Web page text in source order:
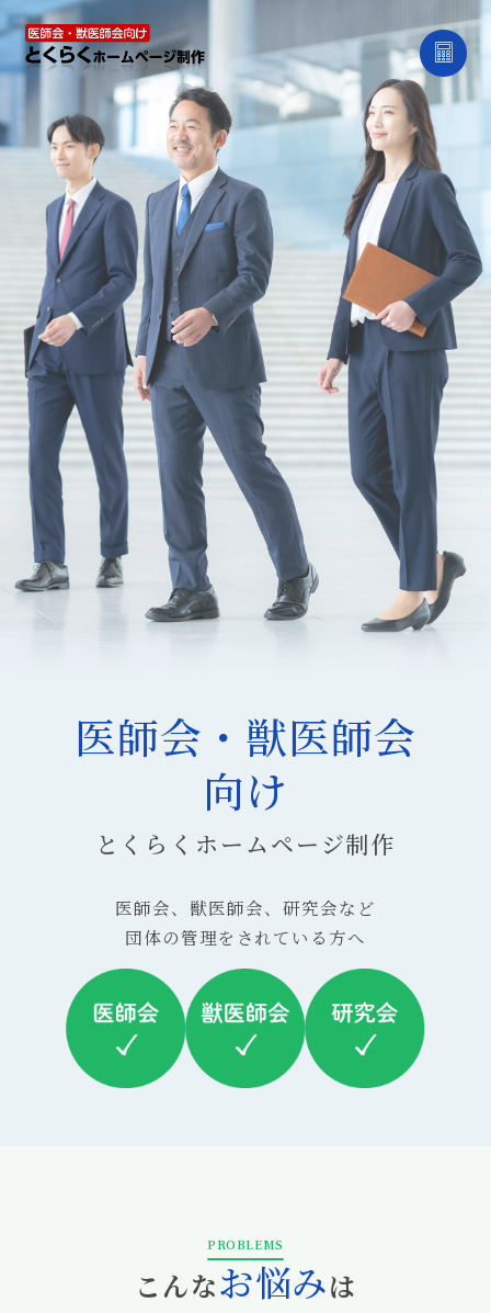
ラピス社の団体向けとくら
医師会・獣医師会
向け
とくらくホームページ制作
医師会、獣医師会、研究会など
団体の管理をされている方へ
PROBLEMS
こんなお悩みは